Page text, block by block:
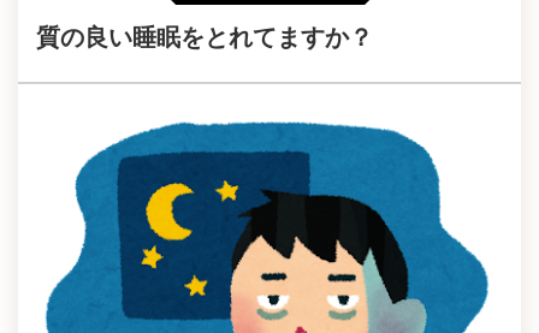
質の良い睡眠をとれてますか？